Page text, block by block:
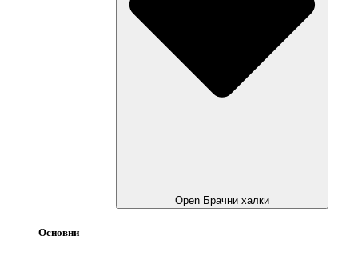
Open Брачни халки
Основни